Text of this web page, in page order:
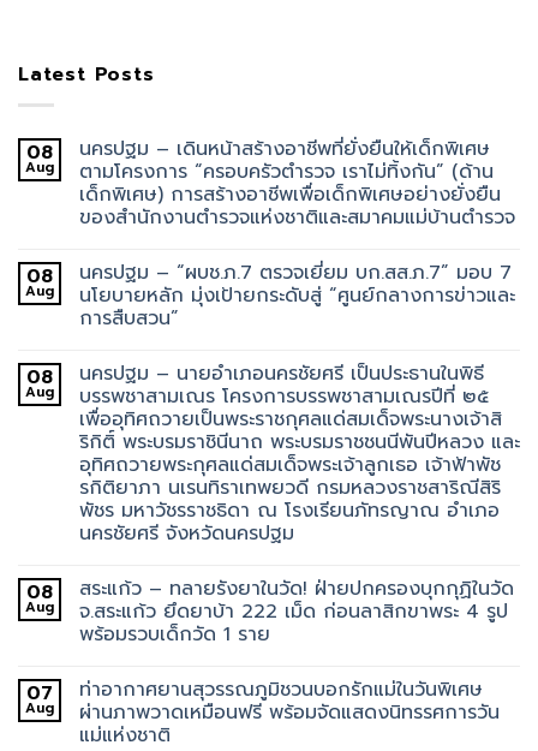
Latest Posts
08
Aug
นครปฐม – เดินหน้าสร้างอาชีพที่ยั่งยืนให้เด็กพิเศษ
ตามโครงการ “ครอบครัวตำรวจ เราไม่ทิ้งกัน” (ด้าน
เด็กพิเศษ) การสร้างอาชีพเพื่อเด็กพิเศษอย่างยั่งยืน
ของสำนักงานตำรวจแห่งชาติและสมาคมแม่บ้านตำรวจ
08
Aug
นครปฐม – “ผบช.ภ.7 ตรวจเยี่ยม บก.สส.ภ.7” มอบ 7
นโยบายหลัก มุ่งเป้ายกระดับสู่ “ศูนย์กลางการข่าวและ
การสืบสวน”
08
Aug
นครปฐม – นายอำเภอนครชัยศรี เป็นประธานในพิธี
บรรพชาสามเณร โครงการบรรพชาสามเณรปีที่ ๒๕
เพื่ออุทิศถวายเป็นพระราชกุศลแด่สมเด็จพระนางเจ้าสิ
ริกิติ์ พระบรมราชินีนาถ พระบรมราชชนนีพันปีหลวง และ
อุทิศถวายพระกุศลแด่สมเด็จพระเจ้าลูกเธอ เจ้าฟ้าพัช
รกิติยาภา นเรนทิราเทพยวดี กรมหลวงราชสาริณีสิริ
พัชร มหาวัชรราชธิดา ณ โรงเรียนภัทรญาณ อำเภอ
นครชัยศรี จังหวัดนครปฐม
08
Aug
สระแก้ว – ทลายรังยาในวัด! ฝ่ายปกครองบุกกุฏิในวัด
จ.สระแก้ว ยึดยาบ้า 222 เม็ด ก่อนลาสิกขาพระ 4 รูป
พร้อมรวบเด็กวัด 1 ราย
07
Aug
ท่าอากาศยานสุวรรณภูมิชวนบอกรักแม่ในวันพิเศษ
ผ่านภาพวาดเหมือนฟรี พร้อมจัดแสดงนิทรรศการวัน
แม่แห่งชาติ